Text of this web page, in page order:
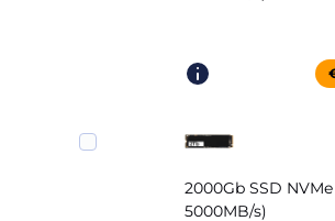
2000Gb SSD
5000MB/s)